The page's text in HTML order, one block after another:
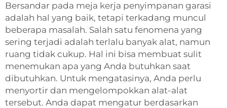
Bersandar pada meja kerja penyimpanan garasi
adalah hal yang baik, tetapi terkadang muncul
beberapa masalah. Salah satu fenomena yang
sering terjadi adalah terlalu banyak alat, namun
ruang tidak cukup. Hal ini bisa membuat sulit
menemukan apa yang Anda butuhkan saat
dibutuhkan. Untuk mengatasinya, Anda perlu
menyortir dan mengelompokkan alat-alat
tersebut. Anda dapat mengatur berdasarkan